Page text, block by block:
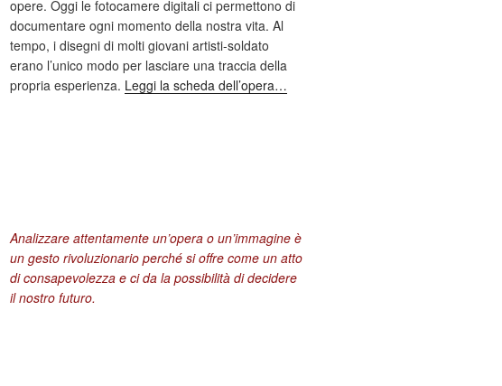
opere. Oggi le fotocamere digitali ci permettono di
documentare ogni momento della nostra vita. Al
tempo, i disegni di molti giovani artisti-soldato
erano l’unico modo per lasciare una traccia della
propria esperienza. Leggi la scheda dell’opera…
Analizzare attentamente un’opera o un’immagine è
un gesto rivoluzionario perché si offre come un atto
di consapevolezza e ci da la possibilità di decidere
il nostro futuro.